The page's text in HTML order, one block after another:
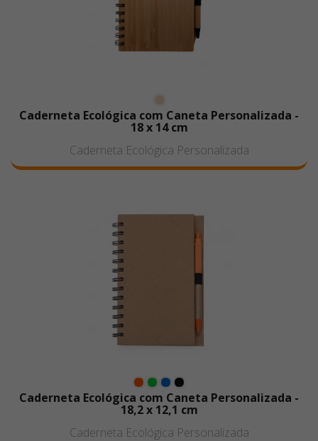
Caderneta Ecológica com Caneta Personalizada -
18 x 14 cm
Caderneta Ecológica Personalizada
Caderneta Ecológica com Caneta Personalizada -
18,2 x 12,1 cm
Caderneta Ecológica Personalizada